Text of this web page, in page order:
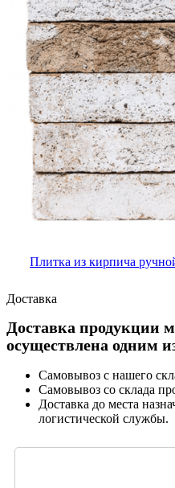
Плитка из кирпича
Доставка
Доставка продукции
осуществлена одним
Самовывоз с нашего
Самовывоз со склада
Доставка до места
логистической службы.